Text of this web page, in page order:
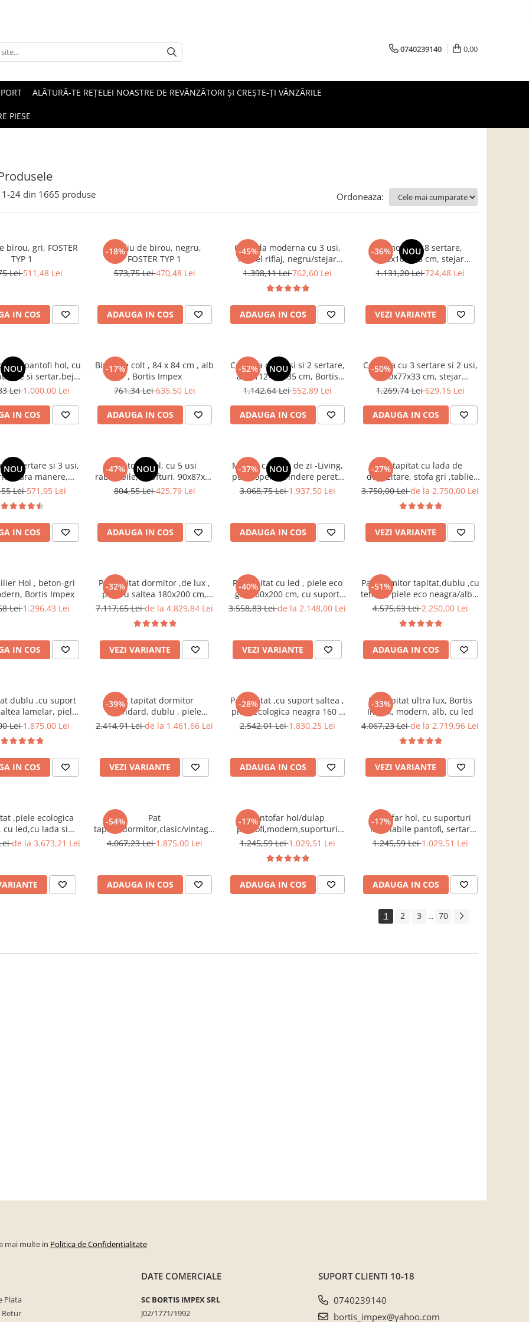
0740239140 0,00
ALĂTURĂ-TE REȚELEI NOASTRE DE REVÂNZĂTORI ȘI CREȘTE-ȚI VÂNZĂRILE
PIESE
1-24 din 1665 produse Ordoneaza:
birou, gri, FOSTER
TYP 1
Lei511,48 Lei
IN COS
-18%
Fotoliu de birou, negru,
FOSTER TYP 1
573,75 Lei470,48 Lei
ADAUGA IN COS
-45%
Comoda moderna cu 3 usi,
model riflaj, negru/stejar
artisan, 120x88x44 cm, Bortis
1.398,11 Lei762,60 Lei
ADAUGA IN COS
-36% NOU
Comoda cu 8 sertare,
120x100x33 cm, stejar
sonoma/alb, pentru hol,
1.131,20 Lei724,48 Lei
VEZI VARIANTE
NOUpantofi hol, cu
si sertar,bej
casmir ,
picioare negre,
auriu, Bortis
Lei1.000,00 Lei
IN COS
-17%
Birou pe colt , 84 x 84 cm , alb
, Bortis Impex
761,34 Lei635,50 Lei
ADAUGA IN COS
-52% NOU
Comoda cu 3 usi si 2 sertare,
alb, 112×82×35 cm, Bortis
Impex
1.142,64 Lei552,89 Lei
ADAUGA IN COS
-50%
Comoda cu 3 sertare si 2 usi,
140x77x33 cm, stejar
sonoma/alb, Bortis impex
1.269,74 Lei629,15 Lei
ADAUGA IN COS
NOU3 sertare si 3 usi,
fara manere,
cm, stejar sonoma,
Bortis Impex
Lei571,95 Lei
IN COS
-47% NOU
Pantofar hol, cu 5 usi
rabatabile, 5 rafturi, 90x87x33
cm, stejar sonoma
804,55 Lei425,79 Lei
ADAUGA IN COS
-37% NOU
Mobila camera de zi -Living,
push open, prindere perete
suspendata, 220 cm lungime x
casmir gri/stejar riflat, cu
rafturi sticla securizata, Bortis
3.068,75 Lei1.937,50 Lei
ADAUGA IN COS
-27%
Pat tapitat cu lada de
depozitare, stofa gri ,tablie
nasturi matlasata,Bortis
3.750,00 Leide la 2.750,00 Lei
VEZI VARIANTE
gri
Bortis Impex
Lei1.296,43 Lei
IN COS
-32%
Pat tapitat dormitor ,de lux ,
pentru saltea 180x200 cm,
stofa gri,cu sertare si suport
7.117,65 Leide la 4.829,84 Lei
VEZI VARIANTE
-40%
Pat tapitat cu led , piele eco
gri, 160x200 cm, cu suport
saltea inclus,Bortis Impex
3.558,83 Leide la 2.148,00 Lei
VEZI VARIANTE
-51%
Pat dormitor tapitat,dublu ,cu
tetiere, piele eco neagra/alba,
suport saltea
4.575,63 Lei2.250,00 Lei
ADAUGA IN COS
dublu ,cu suport
lamelar, piele
alba,160x 200 cm
Lei1.875,00 Lei
IN COS
-39%Pat tapitat dormitor
,Standard, dublu , piele
ecologica alb
2.414,91 Leide la 1.461,66 Lei
VEZI VARIANTE
-28%
Pat tapitat ,cu suport saltea ,
piele ecologica neagra 160 x
200 cm ,Bortis Impex
2.542,01 Lei1.830,25 Lei
ADAUGA IN COS
-33%
Pat tapitat ultra lux, Bortis
Impex, modern, alb, cu led
4.067,23 Leide la 2.719,96 Lei
VEZI VARIANTE
,piele ecologica
cu led,cu lada si
inclinabila
de la 3.673,21 Lei
-54%
Pat
tapitat,dormitor,clasic/vintage,stofa
gri,cu 3 sertare ,suport saltea
4.067,23 Lei1.875,00 Lei
ADAUGA IN COS
-17%Pantofar hol/dulap
pantofi,modern,suporturi
inclinabile,alb,120x85x28cm,Bortis
1.245,59 Lei1.029,51 Lei
ADAUGA IN COS
-17%
Pantofar hol, cu suporturi
inclinabile pantofi, sertar
,stejar
1.245,59 Lei1.029,51 Lei
ADAUGA IN COS
1 2 3 ... 70
mai multe in Politica de Confidentialitate
Plata
Retur
DATE COMERCIALE
SC BORTIS IMPEX SRL
J02/1771/1992
SUPORT CLIENTI 10-18
0740239140
bortis_impex@yahoo.com